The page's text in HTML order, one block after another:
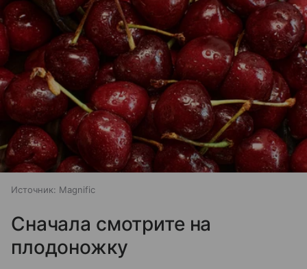
Источник: Magnific
Сначала смотрите на
плодоножку